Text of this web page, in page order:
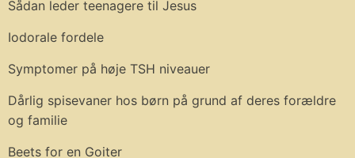
Sådan leder teenagere til Jesus
Iodorale fordele
Symptomer på høje TSH niveauer
Dårlig spisevaner hos børn på grund af deres forældre
og familie
Beets for en Goiter